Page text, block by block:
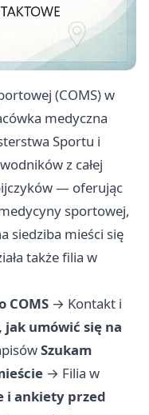
(COMS) w
medyczna
Sportu i
z całej
— oferując
sportowej,
siedziba mieści się
także filia w
COMS → Kontakt i
jak umówić się na
Szukam
→ Filia w
i ankiety przed